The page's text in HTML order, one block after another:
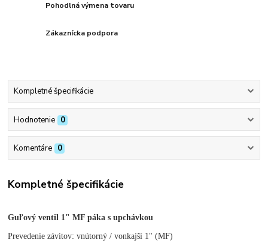
Pohodlná výmena tovaru
Zákaznícka podpora
Kompletné špecifikácie
Hodnotenie 0
Komentáre 0
Kompletné špecifikácie
Guľový ventil 1" MF páka s upchávkou
Prevedenie závitov: vnútorný / vonkajší 1" (MF)